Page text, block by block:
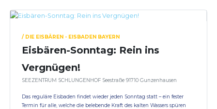
/ DIE EISBÄREN - EISBADEN BAYERN
Eisbären-Sonntag: Rein ins
Vergnügen!
SEEZENTRUM SCHLUNGENHOF Seestraße 91710 Gunzenhausen
Das reguläre Eisbaden findet wieder jeden Sonntag statt – ein fester
Termin für alle, welche die belebende Kraft des kalten Wassers spüren